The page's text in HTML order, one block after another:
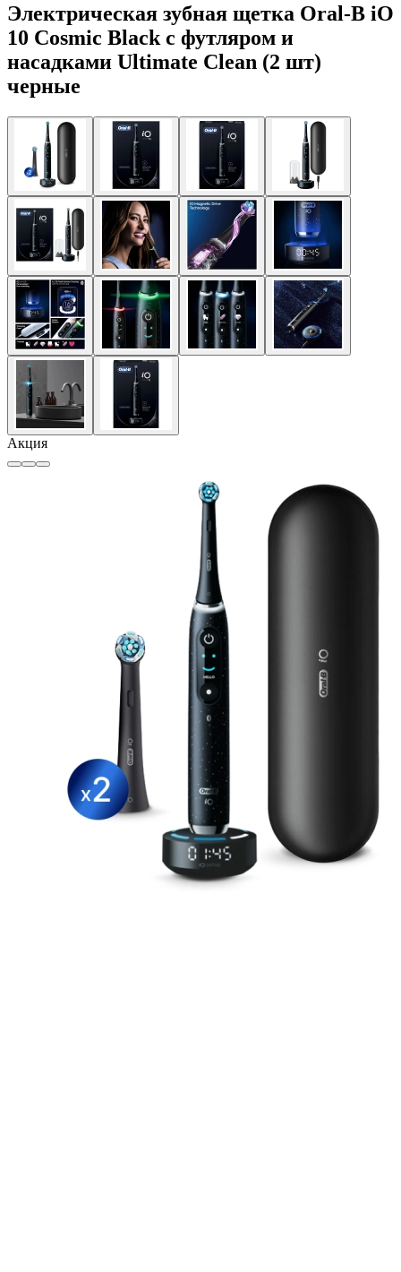
Электрическая зубная щетка Oral-B iO
10 Cosmic Black c футляром и
насадками Ultimate Clean (2 шт)
черные
Акция